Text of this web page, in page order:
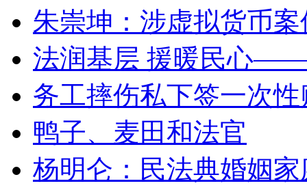
朱崇坤：涉虚拟货币
法润基层 援暖民心
务工摔伤私下签一次
鸭子、麦田和法官
杨明仑：民法典婚姻